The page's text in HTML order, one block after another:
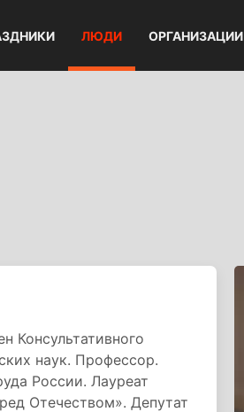
ЛЮДИ ОРГАНИЗАЦИИ
Консультативного
наук. Профессор.
России. Лауреат
Отечеством». Депутат